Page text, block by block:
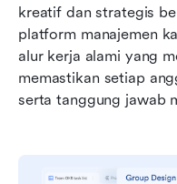
kreatif dan strategis
platform manajemen
alur kerja alami yang
memastikan setiap
serta tanggung jawab